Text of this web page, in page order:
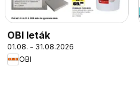
OBI leták
01.08. - 31.08.2026
OBI